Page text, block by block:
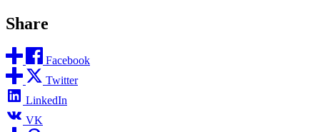
Share
Facebook
Twitter
LinkedIn
VK